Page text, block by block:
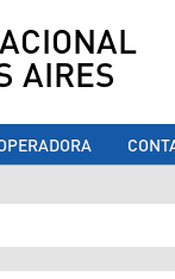
AIRES